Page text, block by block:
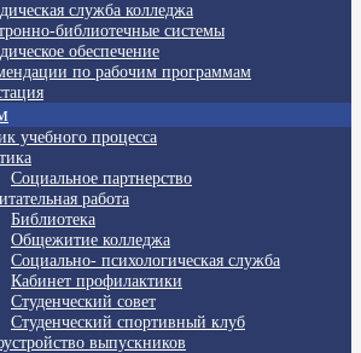
служба колледжа
библиотечные системы
обеспечение
по рабочим программам
учебного процесса
Социальное партнерство
работа
Библиотека
Общежитие колледжа
Социально- психологическая служба
Кабинет профилактики
Студенческий совет
Студенческий спортивный клуб
выпускников